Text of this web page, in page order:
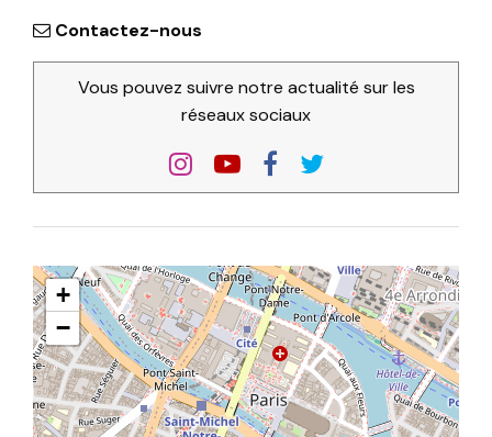
Contactez-nous
Vous pouvez suivre notre actualité sur les
réseaux sociaux
+
−